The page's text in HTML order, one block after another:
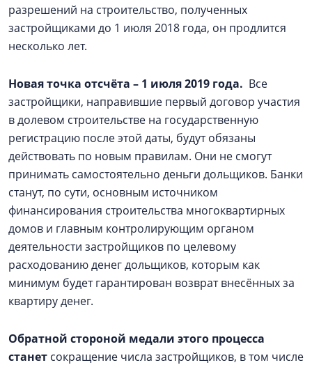
разрешений на строительство, полученных
застройщиками до 1 июля 2018 года, он продлится
несколько лет.
Новая точка отсчёта – 1 июля 2019 года. Все
застройщики, направившие первый договор участия
в долевом строительстве на государственную
регистрацию после этой даты, будут обязаны
действовать по новым правилам. Они не смогут
принимать самостоятельно деньги дольщиков. Банки
станут, по сути, основным источником
финансирования строительства многоквартирных
домов и главным контролирующим органом
деятельности застройщиков по целевому
расходованию денег дольщиков, которым как
минимум будет гарантирован возврат внесённых за
квартиру денег.
Обратной стороной медали этого процесса
станет сокращение числа застройщиков, в том числе